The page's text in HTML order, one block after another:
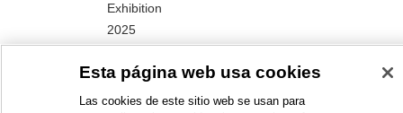
Exhibition
2025
Esta página web usa cookies
Las cookies de este sitio web se usan para